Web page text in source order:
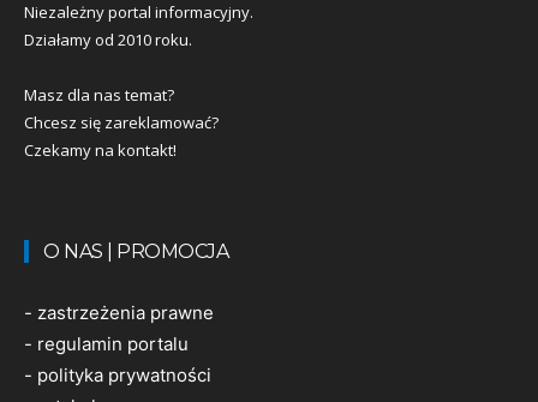
Niezależny portal informacyjny.
Działamy od 2010 roku.
Masz dla nas temat?
Chcesz się zareklamować?
Czekamy na kontakt!
O NAS | PROMOCJA
- zastrzeżenia prawne
- regulamin portalu
- polityka prywatności